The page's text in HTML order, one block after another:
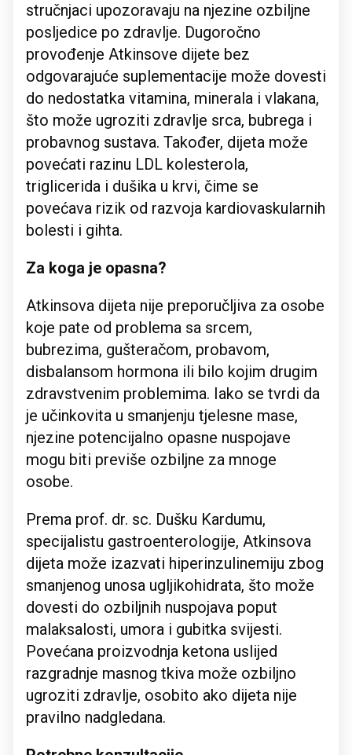
stručnjaci upozoravaju na njezine ozbiljne
posljedice po zdravlje. Dugoročno
provođenje Atkinsove dijete bez
odgovarajuće suplementacije može dovesti
do nedostatka vitamina, minerala i vlakana,
što može ugroziti zdravlje srca, bubrega i
probavnog sustava. Također, dijeta može
povećati razinu LDL kolesterola,
triglicerida i dušika u krvi, čime se
povećava rizik od razvoja kardiovaskularnih
bolesti i gihta.
Za koga je opasna?
Atkinsova dijeta nije preporučljiva za osobe
koje pate od problema sa srcem,
bubrezima, gušteračom, probavom,
disbalansom hormona ili bilo kojim drugim
zdravstvenim problemima. Iako se tvrdi da
je učinkovita u smanjenju tjelesne mase,
njezine potencijalno opasne nuspojave
mogu biti previše ozbiljne za mnoge
osobe.
Prema prof. dr. sc. Dušku Kardumu,
specijalistu gastroenterologije, Atkinsova
dijeta može izazvati hiperinzulinemiju zbog
smanjenog unosa ugljikohidrata, što može
dovesti do ozbiljnih nuspojava poput
malaksalosti, umora i gubitka svijesti.
Povećana proizvodnja ketona uslijed
razgradnje masnog tkiva može ozbiljno
ugroziti zdravlje, osobito ako dijeta nije
pravilno nadgledana.